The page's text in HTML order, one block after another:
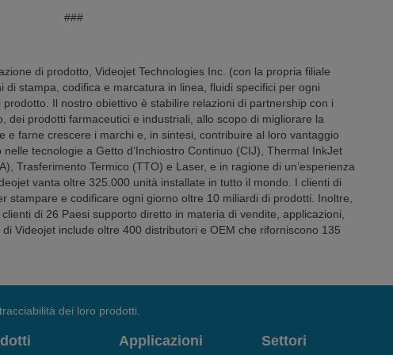
###
di prodotto, Videojet Technologies Inc. (con la propria filiale
di stampa, codifica e marcatura in linea, fluidi specifici per ogni
Il nostro obiettivo è stabilire relazioni di partnership con i
dei prodotti farmaceutici e industriali, allo scopo di migliorare la
e farne crescere i marchi e, in sintesi, contribuire al loro vantaggio
tecnologie a Getto d’Inchiostro Continuo (CIJ), Thermal InkJet
Trasferimento Termico (TTO) e Laser, e in ragione di un’esperienza
vanta oltre 325.000 unità installate in tutto il mondo. I clienti di
stampare e codificare ogni giorno oltre 10 miliardi di prodotti. Inoltre,
di 26 Paesi supporto diretto in materia di vendite, applicazioni,
Videojet include oltre 400 distributori e OEM che riforniscono 135
dei loro prodotti.
Applicazioni Settori